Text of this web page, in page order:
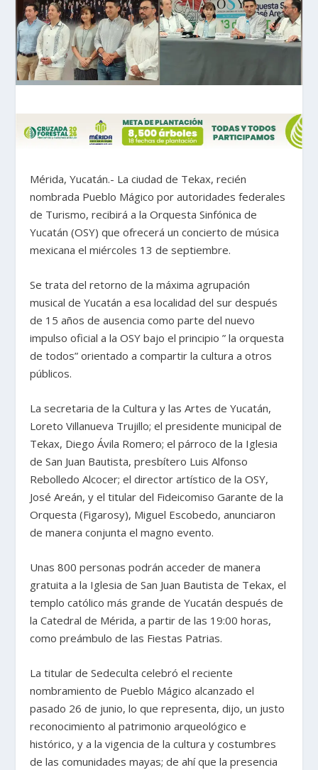
Mérida, Yucatán.- La ciudad de Tekax, recién
nombrada Pueblo Mágico por autoridades federales
de Turismo, recibirá a la Orquesta Sinfónica de
Yucatán (OSY) que ofrecerá un concierto de música
mexicana el miércoles 13 de septiembre.
Se trata del retorno de la máxima agrupación
musical de Yucatán a esa localidad del sur después
de 15 años de ausencia como parte del nuevo
impulso oficial a la OSY bajo el principio ” la orquesta
de todos” orientado a compartir la cultura a otros
públicos.
La secretaria de la Cultura y las Artes de Yucatán,
Loreto Villanueva Trujillo; el presidente municipal de
Tekax, Diego Ávila Romero; el párroco de la Iglesia
de San Juan Bautista, presbítero Luis Alfonso
Rebolledo Alcocer; el director artístico de la OSY,
José Areán, y el titular del Fideicomiso Garante de la
Orquesta (Figarosy), Miguel Escobedo, anunciaron
de manera conjunta el magno evento.
Unas 800 personas podrán acceder de manera
gratuita a la Iglesia de San Juan Bautista de Tekax, el
templo católico más grande de Yucatán después de
la Catedral de Mérida, a partir de las 19:00 horas,
como preámbulo de las Fiestas Patrias.
La titular de Sedeculta celebró el reciente
nombramiento de Pueblo Mágico alcanzado el
pasado 26 de junio, lo que representa, dijo, un justo
reconocimiento al patrimonio arqueológico e
histórico, y a la vigencia de la cultura y costumbres
de las comunidades mayas; de ahí que la presencia